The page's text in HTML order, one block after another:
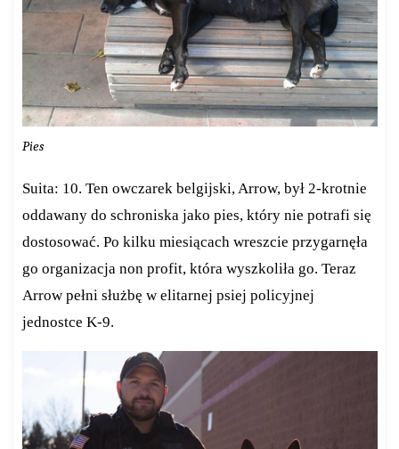
Pies
Suita: 10. Ten owczarek belgijski, Arrow, był 2-krotnie
oddawany do schroniska jako pies, który nie potrafi się
dostosować. Po kilku miesiącach wreszcie przygarnęła
go organizacja non profit, która wyszkoliła go. Teraz
Arrow pełni służbę w elitarnej psiej policyjnej
jednostce K-9.